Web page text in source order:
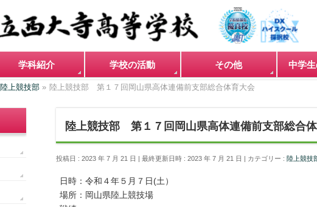
学科紹介 学校の活動 その他 中学
陸上競技部 » 陸上競技部 第１７回岡山県高体連備前支部総合体育大会
陸上競技部 第１７回岡山県高体連備前支部総合
投稿日 : 2023 年 7 月 21 日 最終更新日時 : 2023 年 7 月 21 日 カテゴリー : 陸上競技
日時：令和４年５月７日(土）
場所：岡山県陸上競技場